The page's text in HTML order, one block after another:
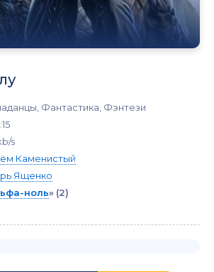
Фантастика, Фэнтези
s
Каменистый
Ященко
ноль» (2)